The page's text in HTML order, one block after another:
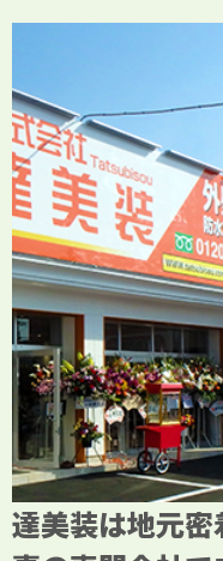
達美装は地元